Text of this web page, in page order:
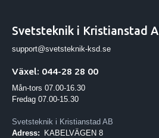
Svetsteknik i Kristianstad
support@svetsteknik-ksd.se
Växel: 044-28 28 00
Mån-tors 07.00-16.30
Fredag 07.00-15.30
Svetsteknik i Kristianstad AB
Adress:
KABELVÄGEN 8